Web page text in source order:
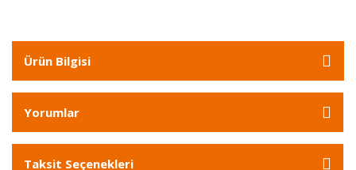
Ürün Bilgisi
Yorumlar
Taksit Seçenekleri